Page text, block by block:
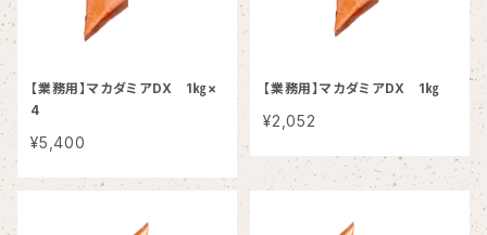
【業務用】マカダミアDX 1㎏×
4
¥5,400
【業務用】マカダミアDX 1㎏
¥2,052